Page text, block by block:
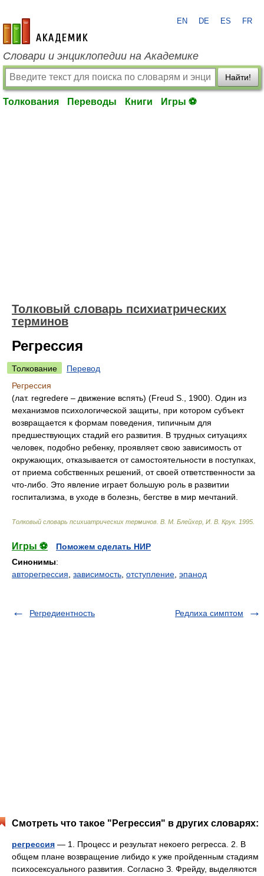
academic.ru
EN DE ES FR
Словари и энциклопедии на Академике
Найти!
Толкования Переводы Книги Игры ⚽
Толковый словарь психиатрических
терминов
Регрессия
Толкование
Перевод
Регрессия
(лат. regredere – движение вспять) (Freud S., 1900). Один из
механизмов психологической защиты, при котором субъект
возвращается к формам поведения, типичным для
предшествующих стадий его развития. В трудных ситуациях
человек, подобно ребенку, проявляет свою зависимость от
окружающих, отказывается от самостоятельности в поступках,
от приема собственных решений, от своей ответственности за
что-либо. Это явление играет большую роль в развитии
госпитализма, в уходе в болезнь, бегстве в мир мечтаний.
Толковый словарь психиатрических терминов В. М. Блейхер, И. В. Крук. 1995
Игры ⚽
Поможем сделать НИР
Синонимы:
авторегрессия зависимость отступление эпанод
Регредиентность Редлиха симптом
Смотреть что такое "Регрессия" в других словарях:
регрессия — 1. Процесс и результат некоего регресса. 2. В
общем плане возвращение либидо к уже пройденным стадиям
психосексуального развития. Согласно З. Фрейду, выделяются